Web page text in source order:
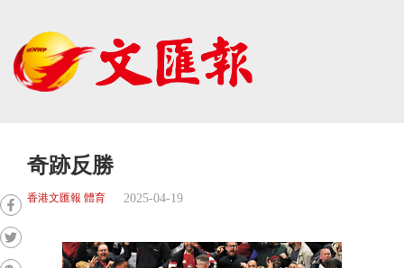
奇跡反勝
香港文匯報 體育 2025-04-19